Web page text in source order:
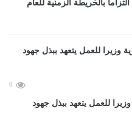
بالخريطة الزمنية للعام
0
للعمل يتعهد ببذل جهود